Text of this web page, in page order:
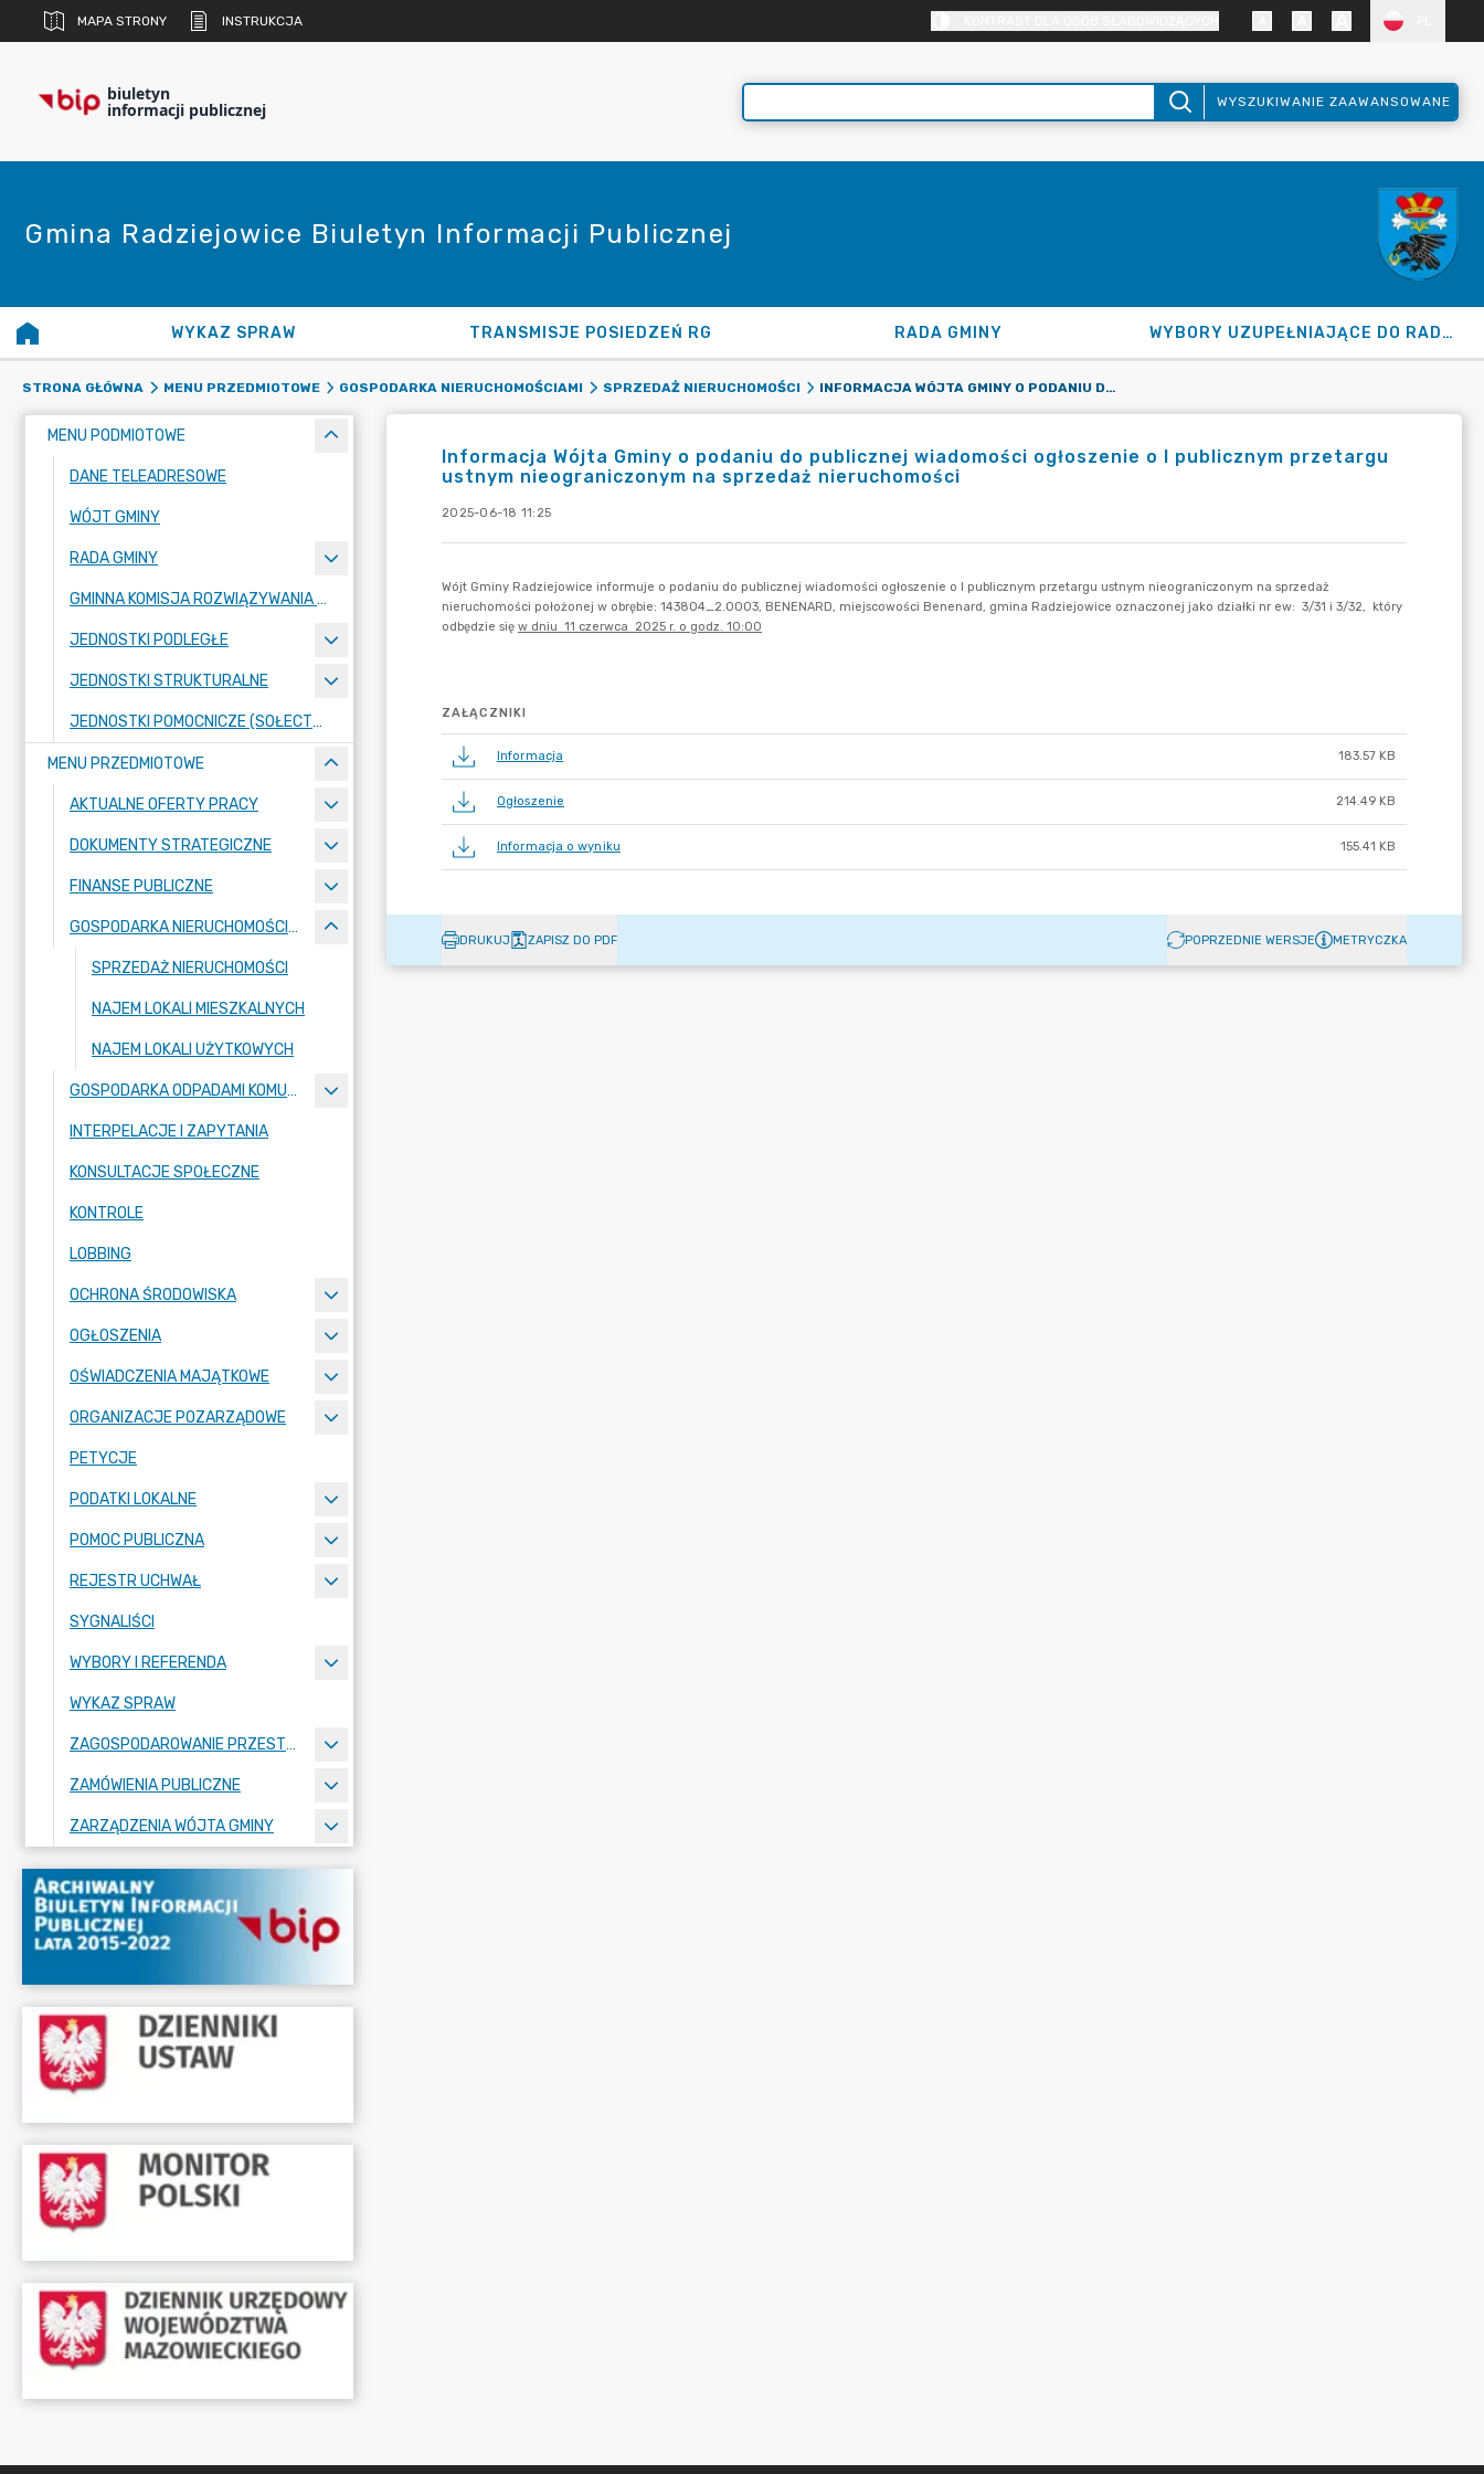
MAPA STRONY INSTRUKCJA
biuletyn
informacji publicznej WYSZUKIWANIE ZAAWANSOWANE
Gmina Radziejowice Biuletyn Informacji Publicznej
WYKAZ SPRAW TRANSMISJE POSIEDZEŃ RG RADA GMINY WYBORY UZUPEŁNIAJĄCE DO RADY GMINY 2026
STRONA GŁÓWNA MENU PRZEDMIOTOWE GOSPODARKA NIERUCHOMOŚCIAMI SPRZEDAŻ NIERUCHOMOŚCI INFORMACJA WÓJTA GMINY O PODANIU DO PUBLICZNEJ WIADOMOŚCI OGŁOSZENIE O I PUBLICZNYM PRZETARGU USTNYM NIEOGRANICZONYM NA SPRZEDAŻ NIERUCHOMOŚCI
MENU PODMIOTOWE
DANE TELEADRESOWE
WÓJT GMINY
RADA GMINY
GMINNA KOMISJA ROZWIĄZYWANIA PROBLEMÓW ALKOHOLOWYCH
JEDNOSTKI PODLEGŁE
JEDNOSTKI STRUKTURALNE
JEDNOSTKI POMOCNICZE (SOŁECTWA)
MENU PRZEDMIOTOWE
AKTUALNE OFERTY PRACY
DOKUMENTY STRATEGICZNE
FINANSE PUBLICZNE
GOSPODARKA NIERUCHOMOŚCIAMI
SPRZEDAŻ NIERUCHOMOŚCI
NAJEM LOKALI MIESZKALNYCH
NAJEM LOKALI UŻYTKOWYCH
GOSPODARKA ODPADAMI KOMUNALNYMI
INTERPELACJE I ZAPYTANIA
KONSULTACJE SPOŁECZNE
KONTROLE
LOBBING
OCHRONA ŚRODOWISKA
OGŁOSZENIA
OŚWIADCZENIA MAJĄTKOWE
ORGANIZACJE POZARZĄDOWE
PETYCJE
PODATKI LOKALNE
POMOC PUBLICZNA
REJESTR UCHWAŁ
SYGNALIŚCI
WYBORY I REFERENDA
WYKAZ SPRAW
ZAGOSPODAROWANIE PRZESTRZENNE
ZAMÓWIENIA PUBLICZNE
ZARZĄDZENIA WÓJTA GMINY
Informacja Wójta Gminy o podaniu do publicznej wiadomości ogłoszenie o I publicznym przetargu
ustnym nieograniczonym na sprzedaż nieruchomości
2025-06-18 11:25
ZAŁĄCZNIKI
Informacja 183.57 KB
Ogłoszenie 214.49 KB
Informacja o wyniku 155.41 KB
DRUKUJ ZAPISZ DO PDF POPRZEDNIE WERSJE METRYCZKA